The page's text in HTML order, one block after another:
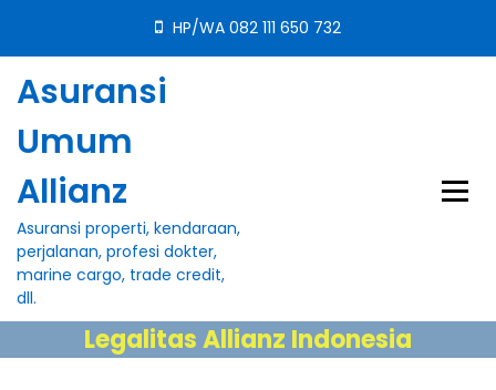
i
HP/WA 082 111 650 732
Asuransi
Umum
Allianz
Asuransi properti, kendaraan,
perjalanan, profesi dokter,
marine cargo, trade credit,
dll.
Legalitas Allianz Indonesia